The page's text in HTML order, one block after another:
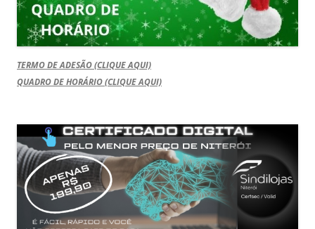
TERMO DE ADESÃO (CLIQUE AQUI)
QUADRO DE HORÁRIO (CLIQUE AQUI)